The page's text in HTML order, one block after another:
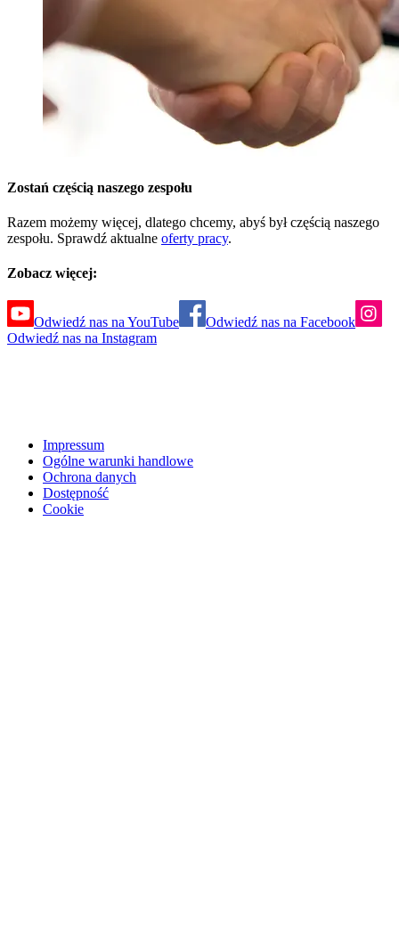
Zostań częścią naszego zespołu
Razem możemy więcej, dlatego chcemy, abyś był częścią naszego
zespołu. Sprawdź aktualne oferty pracy.
Zobacz więcej:
Odwiedź nas na YouTube
Odwiedź nas na Facebook
Odwiedź nas na Instagram
Impressum
Ogólne warunki handlowe
Ochrona danych
Dostępność
Cookie